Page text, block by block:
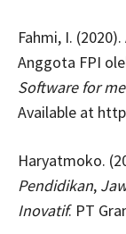
Fahmi, I.
Anggota FPI
Software for
Available at
Haryatmoko.
Pendidikan,
Inovatif. PT